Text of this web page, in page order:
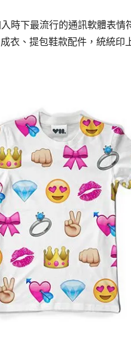
時下最流行的通訊軟體表情
衣、提包鞋款配件，統統印